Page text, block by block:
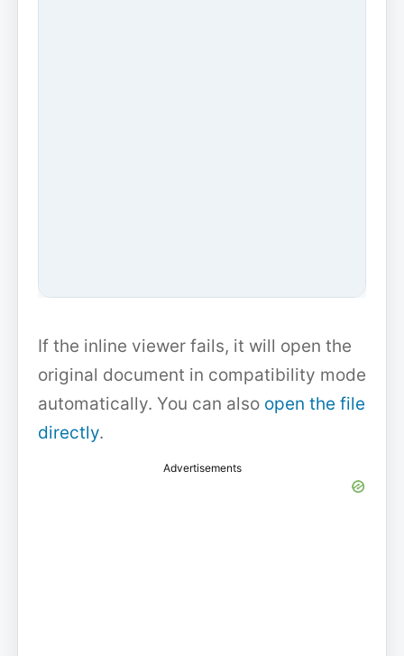
If the inline viewer fails, it will open the
original document in compatibility mode
automatically. You can also open the file
directly.
Advertisements